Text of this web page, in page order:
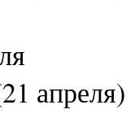
апреля)